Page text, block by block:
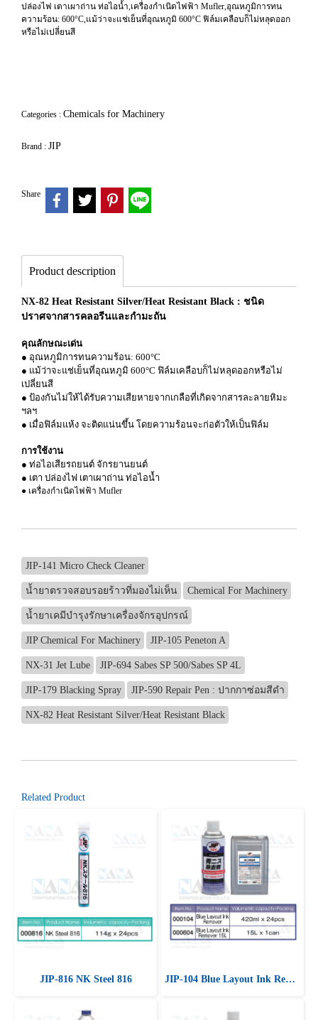
ปล่องไฟ เตาเผาถ่าน ท่อไอนํ้า,เครื่องกำเนิดไฟฟ้า Mufler,อุณหภูมิการทน
ความร้อน: 600°C,แม้ว่าจะแช่เย็นที่อุณหภูมิ 600°C ฟิล์มเคลือบก็ไม่หลุดออก
หรือไม่เปลี่ยนสี
Categories : Chemicals for Machinery
Brand : JIP
Share
Product description
NX-82 Heat Resistant Silver/Heat Resistant Black : ชนิด
ปราศจากสารคลอรีนและกำมะถัน
คุณลักษณะเด่น
● อุณหภูมิการทนความร้อน: 600°C
● แม้ว่าจะแช่เย็นที่อุณหภูมิ 600°C ฟิล์มเคลือบก็ไม่หลุดออกหรือไม่
เปลี่ยนสี
● ป้องกันไม่ให้ได้รับความเสียหายจากเกลือที่เกิดจากสารละลายหิมะ
ฯลฯ
● เมื่อฟิล์มแห้ง จะติดแน่นขึ้น โดยความร้อนจะก่อตัวให้เป็นฟิล์ม
การใช้งาน
● ท่อไอเสียรถยนต์ จักรยานยนต์
● เตา ปล่องไฟ เตาเผาถ่าน ท่อไอนํ้า
● เครื่องกำเนิดไฟฟ้า Mufler
JIP-141 Micro Check Cleaner
น้ำยาตรวจสอบรอยร้าวที่มองไม่เห็น Chemical For Machinery
น้ำยาเคมีบำรุงรักษาเครื่องจักรอุปกรณ์
JIP Chemical For Machinery JIP-105 Peneton A
NX-31 Jet Lube JIP-694 Sabes SP 500/Sabes SP 4L
JIP-179 Blacking Spray JIP-590 Repair Pen : ปากกาซ่อมสีดำ
NX-82 Heat Resistant Silver/Heat Resistant Black
Related Product
JIP-816 NK Steel 816 JIP-104 Blue Layout Ink Remover